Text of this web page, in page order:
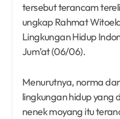
tersebut terancam
ungkap Rahmat
Lingkungan Hidup
Jum’at (06/06).
Menurutnya, norma
lingkungan hidup yang
nenek moyang itu